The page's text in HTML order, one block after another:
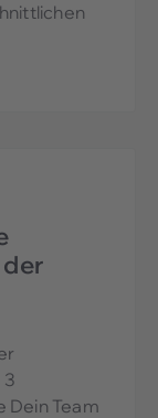
3
Dein Team